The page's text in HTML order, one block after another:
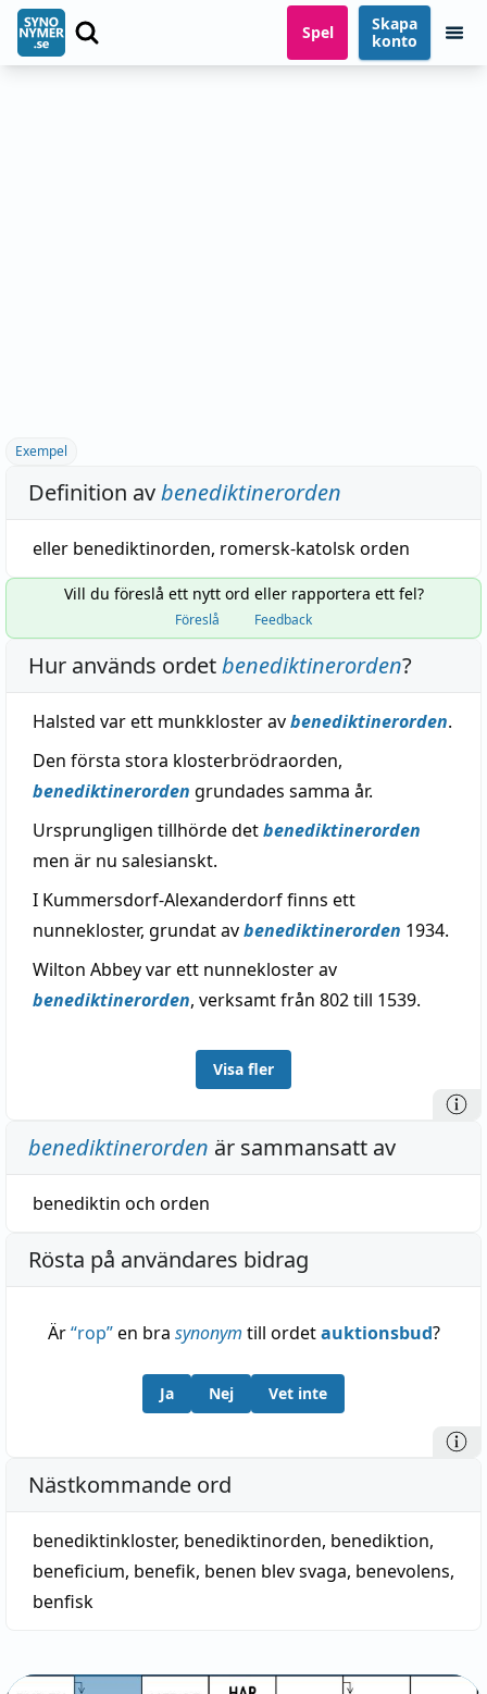
Spel
Skapa
konto
Exempel
Definition avbenediktinerorden
eller benediktinorden, romersk-katolsk orden
Vill du föreslå ett nytt ord eller rapportera ett fel?
Föreslå Feedback
Hur används ordetbenediktinerorden?
Halsted var ett munkkloster avbenediktinerorden.
Den första stora klosterbrödraorden,
benediktinerorden grundades samma år.
Ursprungligen tillhörde detbenediktinerorden
men är nu salesianskt.
I Kummersdorf-Alexanderdorf finns ett
nunnekloster, grundat avbenediktinerorden 1934.
Wilton Abbey var ett nunnekloster av
benediktinerorden, verksamt från 802 till 1539.
Visa fler
benediktinerorden är sammansatt av
benediktin och orden
Rösta på användares bidrag
Är“rop”en bra synonym till ordetauktionsbud?
Ja Nej Vet inte
Nästkommande ord
benediktinkloster, benediktinorden, benediktion,
beneficium, benefik, benen blev svaga, benevolens,
benfisk